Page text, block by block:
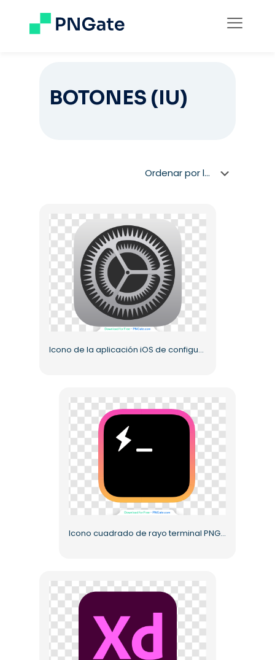
BOTONES (IU)
Icono de la aplicación iOS de configuración Diseño de engranaje Ardilla negra plateada PNG gratis
Icono cuadrado de rayo terminal PNG gratis